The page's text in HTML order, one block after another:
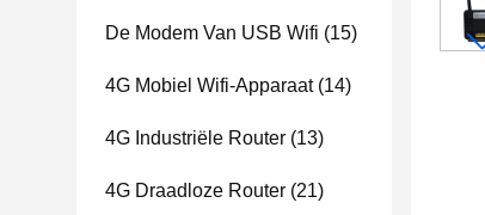
De Modem Van USB Wifi (15)
4G Mobiel Wifi-Apparaat(14)
4G Industriële Router (13)
4G Draadloze Router (21)